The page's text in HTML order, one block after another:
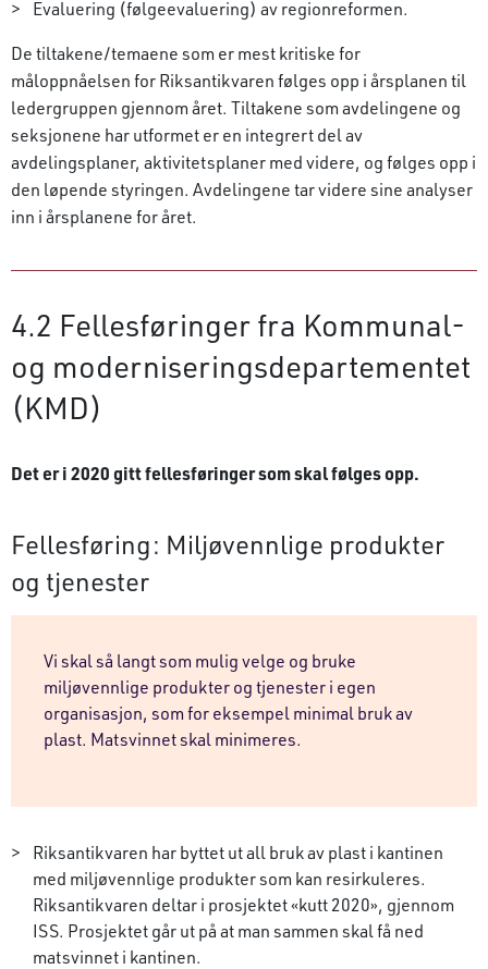
Evaluering (følgeevaluering) av regionreformen.
De tiltakene/temaene som er mest kritiske for
måloppnåelsen for Riksantikvaren følges opp i årsplanen til
ledergruppen gjennom året. Tiltakene som avdelingene og
seksjonene har utformet er en integrert del av
avdelingsplaner, aktivitetsplaner med videre, og følges opp i
den løpende styringen. Avdelingene tar videre sine analyser
inn i årsplanene for året.
4.2 Fellesføringer fra Kommunal-
og moderniseringsdepartementet
(KMD)
Det er i 2020 gitt fellesføringer som skal følges opp.
Fellesføring: Miljøvennlige produkter
og tjenester
Vi skal så langt som mulig velge og bruke
miljøvennlige produkter og tjenester i egen
organisasjon, som for eksempel minimal bruk av
plast. Matsvinnet skal minimeres.
Riksantikvaren har byttet ut all bruk av plast i kantinen
med miljøvennlige produkter som kan resirkuleres.
Riksantikvaren deltar i prosjektet «kutt 2020», gjennom
ISS. Prosjektet går ut på at man sammen skal få ned
matsvinnet i kantinen.